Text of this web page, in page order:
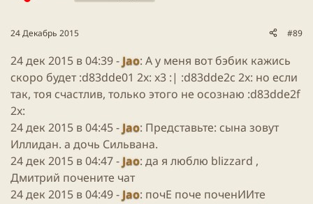
24 Декабрь 2015 #89
24 дек 2015 в 04:39 - Jao: А у меня вот бэбик кажись
скоро будет :d83dde01 2x: x3 :| :d83dde2c 2x: но если
так, тоя счастлив, только этого не осознаю :d83dde2f
2x:
24 дек 2015 в 04:45 - Jao: Представьте: сына зовут
Иллидан. а дочь Сильвана.
24 дек 2015 в 04:47 - Jao: да я люблю blizzard ,
Дмитрий почените чат
24 дек 2015 в 04:49 - Jao: почЕ поче поченИИте